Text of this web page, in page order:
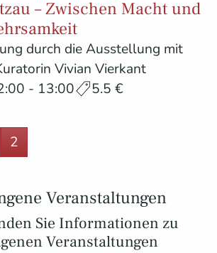
– Zwischen Macht und
durch die Ausstellung mit
Vivian Vierkant
- 13:00
5.5 €
2
Veranstaltungen
Sie Informationen zu
Veranstaltungen